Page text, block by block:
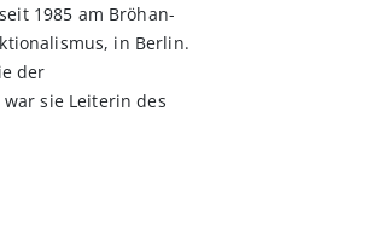
1985 am Bröhan-
in Berlin.
der
sie Leiterin des